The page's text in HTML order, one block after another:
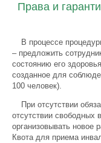
Права и
В процессе
– предложить
состоянию его
созданное для
100 человек).
При отсутствии
отсутствии свободных
организовывать новое
Квота для приема